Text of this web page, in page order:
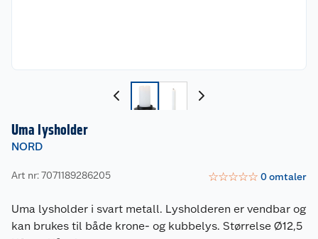
Uma lysholder
NORD
Art nr: 7071189286205 ☆☆☆☆☆ 0omtaler
Uma lysholder i svart metall. Lysholderen er vendbar og
kan brukes til både krone- og kubbelys. Størrelse Ø12,5